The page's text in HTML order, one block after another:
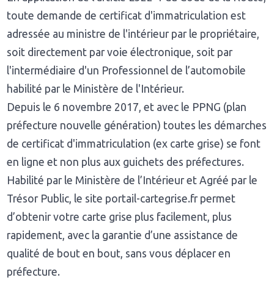
toute demande de certificat d'immatriculation est
adressée au ministre de l'intérieur par le propriétaire,
soit directement par voie électronique, soit par
l'intermédiaire d'un Professionnel de l’automobile
habilité par le Ministère de l'Intérieur.
Depuis le 6 novembre 2017, et avec le PPNG (plan
préfecture nouvelle génération) toutes les démarches
de certificat d'immatriculation (ex carte grise) se font
en ligne et non plus aux guichets des préfectures.
Habilité par le Ministère de l’Intérieur et Agréé par le
Trésor Public, le site portail-cartegrise.fr permet
d’obtenir votre carte grise plus facilement, plus
rapidement, avec la garantie d’une assistance de
qualité de bout en bout, sans vous déplacer en
préfecture.